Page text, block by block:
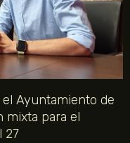
Ayuntamiento de
mixta para el
27